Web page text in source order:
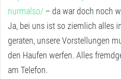
nurmalso/ – da war doch noch
Ja, bei uns ist so ziemlich alles
geraten, unsere Vorstellungen
den Haufen werfen. Alles
am Telefon.